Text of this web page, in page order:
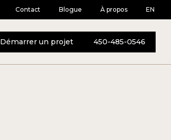
Contact Blogue À propos EN
Démarrer un projet 450-485-0546